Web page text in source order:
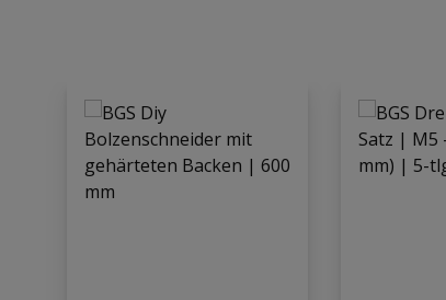
Produktgalerie überspringen